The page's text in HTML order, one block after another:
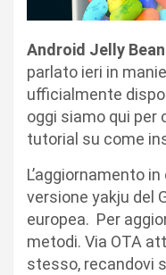
Android Jelly
parlato ieri in
ufficialmente
oggi siamo qui per
tutorial su come
L’aggiornamento
versione yakju del
europea. Per
metodi. Via OTA
stesso, recandovi